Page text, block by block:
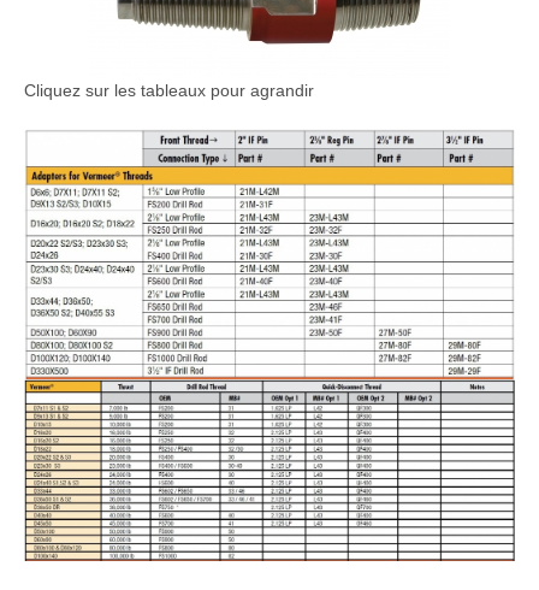
Cliquez sur les tableaux pour agrandir